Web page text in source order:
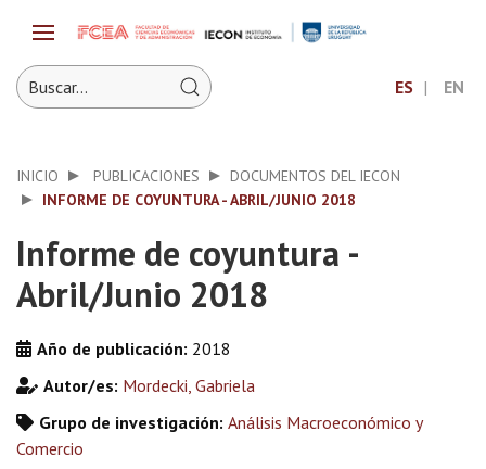
ES EN
INICIO PUBLICACIONES
DOCUMENTOS DEL IECON
INFORME DE COYUNTURA - ABRIL/JUNIO 2018
Informe de coyuntura -
Abril/Junio 2018
Año de publicación: 2018
Autor/es: Mordecki, Gabriela
Grupo de investigación: Análisis Macroeconómico y
Comercio